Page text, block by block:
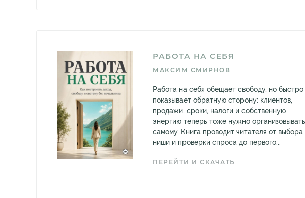
РАБОТА НА СЕБЯ
МАКСИМ СМИРНОВ
Работа на себя обещает свободу, но быстро
показывает обратную сторону: клиентов,
продажи, сроки, налоги и собственную
энергию теперь тоже нужно организовывать
самому. Книга проводит читателя от выбора
ниши и проверки спроса до первого...
ПЕРЕЙТИ И СКАЧАТЬ